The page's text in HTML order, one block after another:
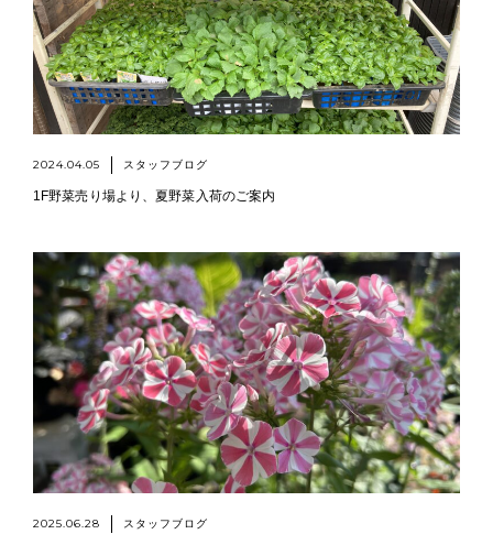
2024.04.05 スタッフブログ
1F野菜売り場より、夏野菜入荷のご案内
2025.06.28 スタッフブログ